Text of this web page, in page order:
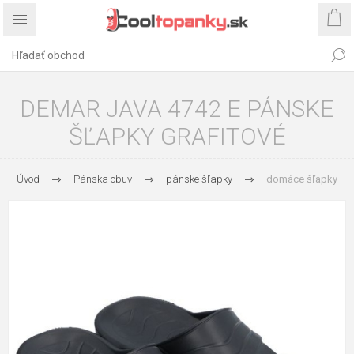
DEMAR JAVA 4742 E PÁNSKE
ŠĽAPKY GRAFITOVÉ
Úvod Pánska obuv pánske šľapky domáce šľapky